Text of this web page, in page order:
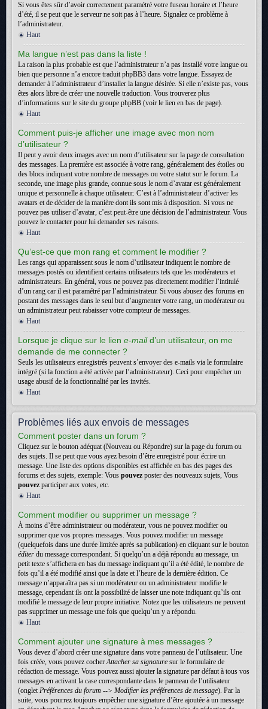
Si vous êtes sûr d’avoir correctement paramétré votre fuseau horaire et l’heure
d’été, il se peut que le serveur ne soit pas à l’heure. Signalez ce problème à
l’administrateur.
Haut
Ma langue n’est pas dans la liste !
La raison la plus probable est que l’administrateur n’a pas installé votre langue ou
bien que personne n’a encore traduit phpBB3 dans votre langue. Essayez de
demander à l’administrateur d’installer la langue désirée. Si elle n’existe pas, vous
êtes alors libre de créer une nouvelle traduction. Vous trouverez plus
d’informations sur le site du groupe phpBB (voir le lien en bas de page).
Haut
Comment puis-je afficher une image avec mon nom
d’utilisateur ?
Il peut y avoir deux images avec un nom d’utilisateur sur la page de consultation
des messages. La première est associée à votre rang, généralement des étoiles ou
des blocs indiquant votre nombre de messages ou votre statut sur le forum. La
seconde, une image plus grande, connue sous le nom d’avatar est généralement
unique et personnelle à chaque utilisateur. C’est à l’administrateur d’activer les
avatars et de décider de la manière dont ils sont mis à disposition. Si vous ne
pouvez pas utiliser d’avatar, c’est peut-être une décision de l’administrateur. Vous
pouvez le contacter pour lui demander ses raisons.
Haut
Qu’est-ce que mon rang et comment le modifier ?
Les rangs qui apparaissent sous le nom d’utilisateur indiquent le nombre de
messages postés ou identifient certains utilisateurs tels que les modérateurs et
administrateurs. En général, vous ne pouvez pas directement modifier l’intitulé
d’un rang car il est paramétré par l’administrateur. Si vous abusez des forums en
postant des messages dans le seul but d’augmenter votre rang, un modérateur ou
un administrateur peut rabaisser votre compteur de messages.
Haut
Lorsque je clique sur le lien e-maild’un utilisateur, on me
demande de me connecter ?
Seuls les utilisateurs enregistrés peuvent s’envoyer des e-mails via le formulaire
intégré (si la fonction a été activée par l’administrateur). Ceci pour empêcher un
usage abusif de la fonctionnalité par les invités.
Haut
Problèmes liés aux envois de messages
Comment poster dans un forum ?
Cliquez sur le bouton adéquat (Nouveau ou Répondre) sur la page du forum ou
des sujets. Il se peut que vous ayez besoin d’être enregistré pour écrire un
message. Une liste des options disponibles est affichée en bas des pages des
forums et des sujets, exemple: Vous pouvez poster des nouveaux sujets, Vous
pouvez participer aux votes, etc.
Haut
Comment modifier ou supprimer un message ?
À moins d’être administrateur ou modérateur, vous ne pouvez modifier ou
supprimer que vos propres messages. Vous pouvez modifier un message
(quelquefois dans une durée limitée après sa publication) en cliquant sur le bouton
éditer du message correspondant. Si quelqu’un a déjà répondu au message, un
petit texte s’affichera en bas du message indiquant qu’il a été édité, le nombre de
fois qu’il a été modifié ainsi que la date et l’heure de la dernière édition. Ce
message n’apparaîtra pas si un modérateur ou un administrateur modifie le
message, cependant ils ont la possibilité de laisser une note indiquant qu’ils ont
modifié le message de leur propre initiative. Notez que les utilisateurs ne peuvent
pas supprimer un message une fois que quelqu’un y a répondu.
Haut
Comment ajouter une signature à mes messages ?
Vous devez d’abord créer une signature dans votre panneau de l’utilisateur. Une
fois créée, vous pouvez cocherAttacher sa signature sur le formulaire de
rédaction de message. Vous pouvez aussi ajouter la signature par défaut à tous vos
messages en activant la case correspondante dans le panneau de l’utilisateur
(ongletPréférences du forum --> Modifier les préférences de message). Par la
suite, vous pourrez toujours empêcher une signature d’être ajoutée à un message